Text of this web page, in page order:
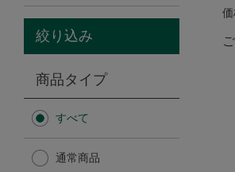
カタログギフト
Afternoon Tea TEAROOM
絞り込み
商品タイプ
すべて
通常商品